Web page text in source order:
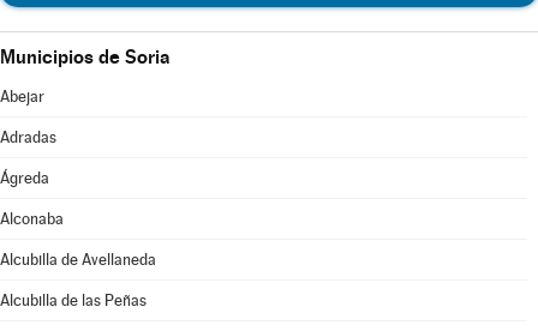
Municipios de Soria
Abejar
Adradas
Ágreda
Alconaba
Alcubilla de Avellaneda
Alcubilla de las Peñas